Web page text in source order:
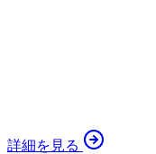
詳細を見る